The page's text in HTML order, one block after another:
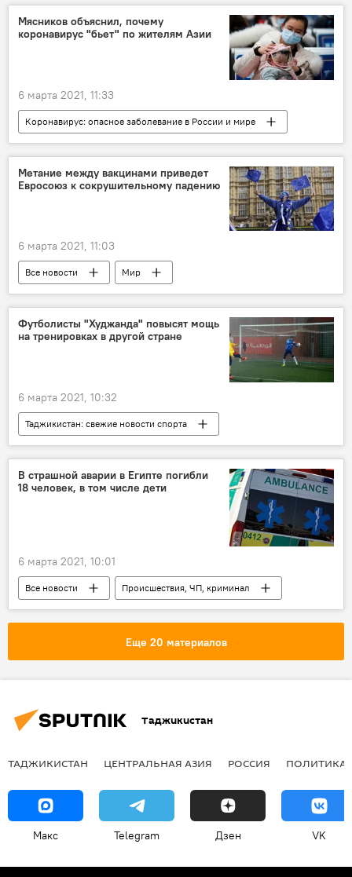
Мясников объяснил, почему
коронавирус "бьет" по жителям Азии
6 марта 2021, 11:33
Коронавирус: опасное заболевание в России и мире
Все новости
Здравоохранение
коронавирус
Метание между вакцинами приведет
Евросоюз к сокрушительному падению
6 марта 2021, 11:03
Все новости Мир
Футболисты "Худжанда" повысят мощь
на тренировках в другой стране
6 марта 2021, 10:32
Таджикистан: свежие новости спорта
Все новости
Спорт
Новости Худжанда и Согдийской области
футбол
Турция
В страшной аварии в Египте погибли
18 человек, в том числе дети
6 марта 2021, 10:01
Все новости
Происшествия, ЧП, криминал
ДТП и аварии
Египет
Еще 20 материалов
Таджикистан
ТАДЖИКИСТАН ЦЕНТРАЛЬНАЯ АЗИЯ РОССИЯ ПОЛИТИКА
Макс Telegram Дзен VK